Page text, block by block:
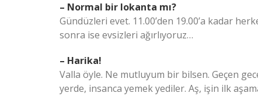
– Normal bir lokanta mı?
Gündüzleri evet. 11.00’den 19.00’a kadar
sonra ise evsizleri ağırlıyoruz…
– Harika!
Valla öyle. Ne mutluyum bir bilsen. Geçen
yerde, insanca yemek yediler. Aş, işin ilk